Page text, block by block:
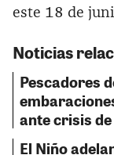
este 18 de
Noticias
Pescadores
ante crisis
El Niño